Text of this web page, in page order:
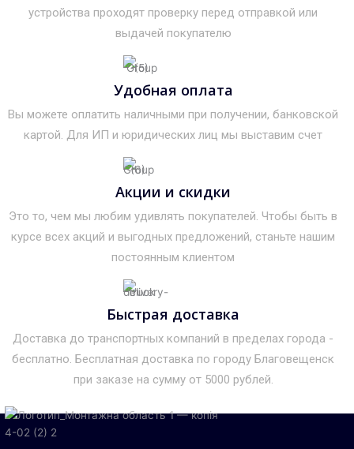
устройства проходят проверку перед отправкой или
выдачей покупателю
Удобная оплата
Вы можете оплатить наличными при получении, банковской
картой. Для ИП и юридических лиц мы выставим счет
Акции и скидки
Это то, чем мы любим удивлять покупателей. Чтобы быть в
курсе всех акций и выгодных предложений, станьте нашим
постоянным клиентом
Быстрая доставка
Доставка до транспортных компаний в пределах города -
бесплатно. Бесплатная доставка по городу Благовещенск
при заказе на сумму от 5000 рублей.